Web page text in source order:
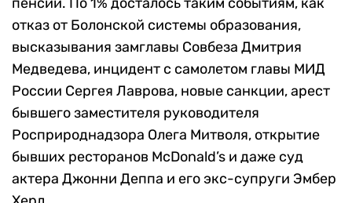
отказ от Болонской системы образования,
высказывания замглавы Совбеза Дмитрия
Медведева, инцидент с самолетом главы МИД
России Сергея Лаврова, новые санкции, арест
бывшего заместителя руководителя
Росприроднадзора Олега Митволя, открытие
бывших ресторанов McDonald’s и даже суд
актера Джонни Деппа и его экс-супруги Эмбер